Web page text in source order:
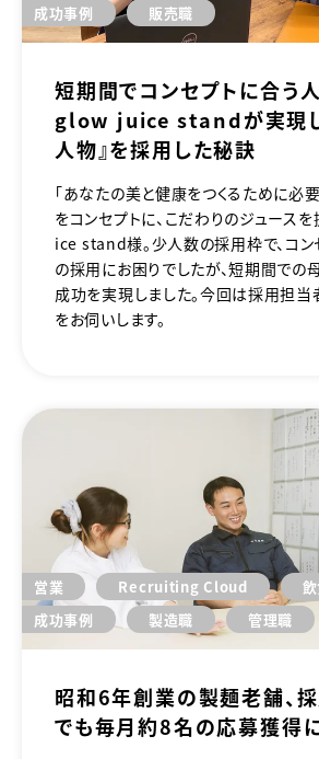
成功事例
販売職
短期間でコンセプトに合う
glow juice standが実現し
人物』を採用した秘訣
「あなたの美と健康をつくるために必要
をコンセプトに、こだわりのジュース
ice stand様。少人数の採用枠で、コン
の採用にお困りでしたが、短期間での
成功を実現しました。今回は採用担当
をお伺いします。
営業 Recruiting Cloud
成功事例
製造職 管理職
昭和6年創業の製麺老舗、
でも毎月約8名の応募獲得に